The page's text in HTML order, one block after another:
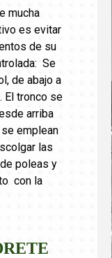
mucha
es evitar
de su
Se
de abajo a
El tronco se
arriba
emplean
las
poleas y
con la